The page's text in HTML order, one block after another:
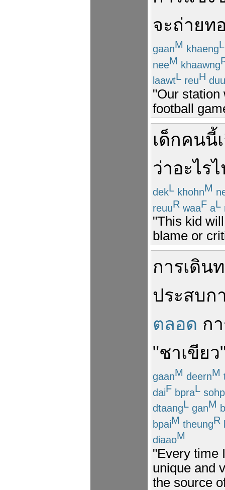
จะถ่ายท
gaanM khaengL
neeM khaawng
laawtL reuH duu
"Our station
football
เด็กคนนี้
ว่าอะไร
dekL khohnM
reuuR waaF aL
"This kid
blame or
การเดิน
ประสบก
ตลอด ก
"ชาเขียว
gaanM deernM
daiF bpraL sohp
dtaangL ganM
bpaiM theungR
diaaoM
"Every time
unique and
the source